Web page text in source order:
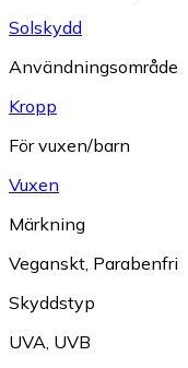
Solskydd
Användningsområde
Kropp
För vuxen/barn
Vuxen
Märkning
Veganskt Parabenfri
Skyddstyp
UVA UVB